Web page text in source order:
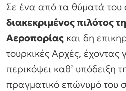
Σε ένα από τα θύματά του
διακεκριμένος πιλότος
Αεροπορίας και δη
τουρκικές Αρχές, έχοντας
περικόψει καθ’ υπόδειξη
πραγματικό επώνυμό του